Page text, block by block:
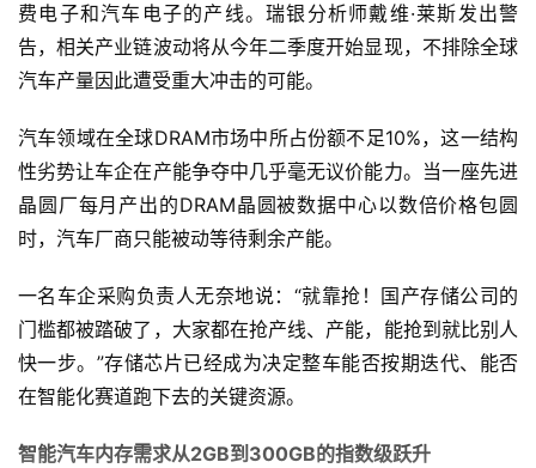
费电子和汽车电子的产线。瑞银分析师戴维·莱斯发出警
告，相关产业链波动将从今年二季度开始显现，不排除全球
汽车产量因此遭受重大冲击的可能。
汽车领域在全球DRAM市场中所占份额不足10%，这一结构
性劣势让车企在产能争夺中几乎毫无议价能力。当一座先进
晶圆厂每月产出的DRAM晶圆被数据中心以数倍价格包圆
时，汽车厂商只能被动等待剩余产能。
一名车企采购负责人无奈地说：“就靠抢！国产存储公司的
门槛都被踏破了，大家都在抢产线、产能，能抢到就比别人
快一步。”存储芯片已经成为决定整车能否按期迭代、能否
在智能化赛道跑下去的关键资源。
智能汽车内存需求从2GB到300GB的指数级跃升